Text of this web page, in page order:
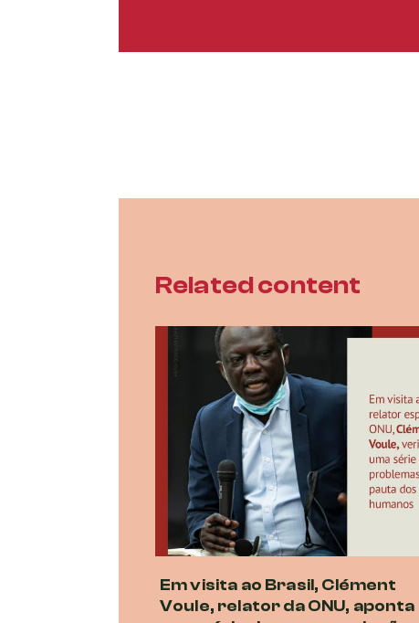
Related content
Em visita ao Brasil, Clément
Voule, relator da ONU, aponta